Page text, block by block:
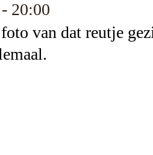
20:00
van dat reutje